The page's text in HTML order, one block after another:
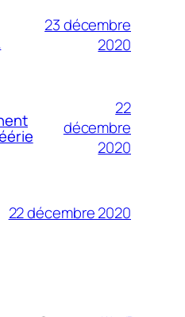
23 décembre
2020
22
décembre
2020
22 décembre 2020